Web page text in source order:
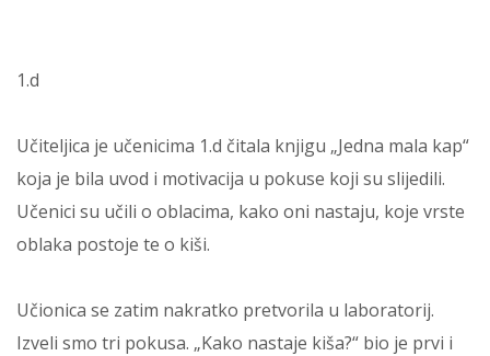
1.d
Učiteljica je učenicima 1.d čitala knjigu „Jedna mala kap“
koja je bila uvod i motivacija u pokuse koji su slijedili.
Učenici su učili o oblacima, kako oni nastaju, koje vrste
oblaka postoje te o kiši.
Učionica se zatim nakratko pretvorila u laboratorij.
Izveli smo tri pokusa. „Kako nastaje kiša?“ bio je prvi i